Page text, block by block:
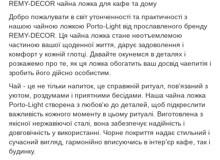
REMY-DECOR чайна ложка для кафе та дому
Добро пожалувати в світ утонченності та практичності з
нашою чайною ложкою Porto-Light від прославленого бренду
REMY-DECOR. Ця чайна ложка стане неотъемлемою
частиною вашої щоденної життя, дарує задоволення і
комфорт у кожній глотці. Давайте окунемся в деталях і
розкажемо про те, як ця ложка обогатить ваш досвід чаепитія і
зробить його дійсно особистим.
Чай - це не тільки напиток, це справжній ритуал, пов'язаний з
уютом, роздумами і приятними бесідами. Наша чайна ложка
Porto-Light створена з любов'ю до деталей, щоб підкреслити
важливість кожного моменту в цьому ритуалі. Виготовлена з
якісної нержавіючої сталі, вона забезпечує надійність і
довговічність у використанні. Чорне покриття надає стильний і
сучасний вигляд, гармонійно вписуючись в інтер'єр кафе, так і
будинку.